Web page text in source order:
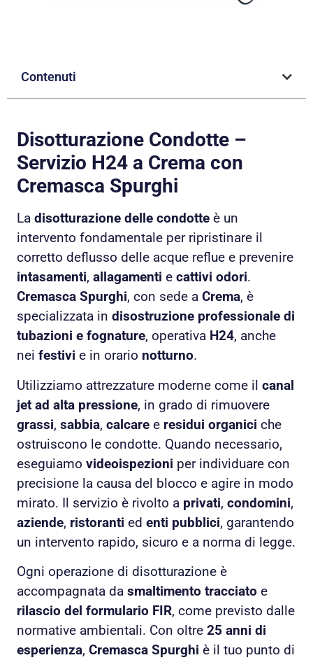
Contenuti
Disotturazione Condotte –
Servizio H24 a Crema con
Cremasca Spurghi
La disotturazione delle condotte è un
intervento fondamentale per ripristinare il
corretto deflusso delle acque reflue e prevenire
intasamenti, allagamenti e cattivi odori.
Cremasca Spurghi, con sede a Crema, è
specializzata in disostruzione professionale di
tubazioni e fognature, operativa H24, anche
nei festivi e in orario notturno.
Utilizziamo attrezzature moderne come il canal
jet ad alta pressione, in grado di rimuovere
grassi, sabbia, calcare e residui organici che
ostruiscono le condotte. Quando necessario,
eseguiamo videoispezioni per individuare con
precisione la causa del blocco e agire in modo
mirato. Il servizio è rivolto a privati, condomini,
aziende, ristoranti ed enti pubblici, garantendo
un intervento rapido, sicuro e a norma di legge.
Ogni operazione di disotturazione è
accompagnata da smaltimento tracciato e
rilascio del formulario FIR, come previsto dalle
normative ambientali. Con oltre 25 anni di
esperienza, Cremasca Spurghi è il tuo punto di